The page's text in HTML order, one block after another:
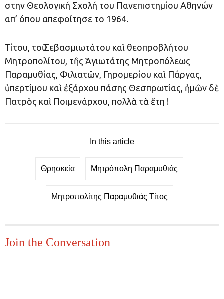
στην Θεολογική Σχολή του Πανεπιστημίου Αθηνών
απ’ όπου απεφοίτησε το 1964.
Τίτου, τοῦ Σεβασμιωτάτου καὶ θεοπροβλήτου
Μητροπολίτου, τῆς Ἁγιωτάτης Μητροπόλεως
Παραμυθίας, Φιλιατῶν, Γηρομερίου καὶ Πάργας,
ὑπερτίμου καὶ ἐξάρχου πάσης Θεσπρωτίας, ἡμῶν δὲ
Πατρὸς καὶ Ποιμενάρχου, πολλὰ τὰ ἔτη !
In this article
Θρησκεία Μητρόπολη Παραμυθιάς
Μητροπολίτης Παραμυθιάς Τίτος
Join the Conversation